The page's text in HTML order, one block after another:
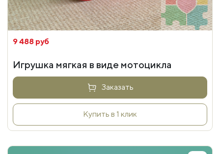
9 488 руб
Игрушка мягкая в виде мотоцикла
Заказать
Купить в 1 клик